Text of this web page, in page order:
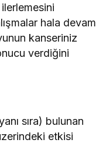
hala devam
kanseriniz
verdiğini
sıra) bulunan
etkisi